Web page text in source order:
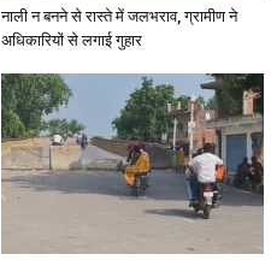
नाली न बनने से रास्ते में जलभराव, ग्रामीण ने
अधिकारियों से लगाई गुहार